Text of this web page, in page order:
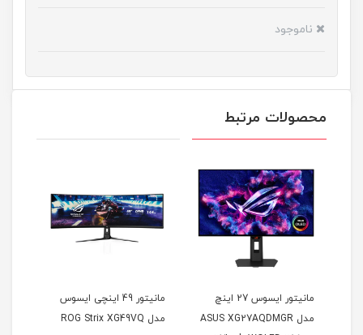
ناموجود
محصولات مرتبط
مانیتور ایسوس 27 اینچ
مدل ASUS XG27AQDMGR
مانیتور 49 اینچی ایسوس
مدل ROG Strix XG49VQ